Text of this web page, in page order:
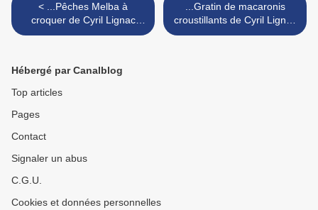
< ...Pêches Melba à
croquer de Cyril Lignac
dans Tous en cuisine, 2ème
...Gratin de macaronis
croustillants de Cyril Lignac
dans Tous en cuisine,2eme
Hébergé par Canalblog
Top articles
Pages
Contact
Signaler un abus
C.G.U.
Cookies et données personnelles